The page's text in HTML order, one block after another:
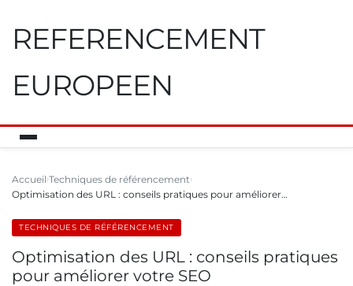
REFERENCEMENT
EUROPEEN
Accueil Techniques de référencement
Optimisation des URL : conseils pratiques pour améliorer…
TECHNIQUES DE RÉFÉRENCEMENT
Optimisation des URL : conseils pratiques
pour améliorer votre SEO